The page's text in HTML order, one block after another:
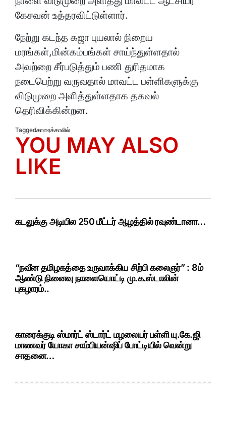
கேசவன் உத்தரவிட்டுள்ளார்.
நேற்று கடந்த கஜா புயலால் நிறைய
மரங்கள்,மின்கம்பங்கள் சாய்ந்துள்ளதால்
அவற்றை சீர்படுத்தும் பணி துரிதமாக
நடைபெற்று வருவதால் மாவட்ட பள்ளிகளுக்கு
விடுமுறை அளித்துள்ளதாக தகவல்
தெரிவிக்கின்றன.
Taggedகாரைக்காலில்
YOU MAY ALSO
LIKE
கடலுக்கு அடியில 250 மீட்டர் ஆழத்தில் ரவுண்டானா…
“நவீன தமிழகத்தை உருவாக்கிய சிற்பி கலைஞர்” : 8ம்
ஆண்டு நினைவு நாளையொட்டி மு.க.ஸ்டாலின்
புகழாரம்..
காரைக்குடி ஸ்மார்ட் ஸ்டார்ட் மழலையர் பள்ளி யு.கே.ஜி
மாணவர் யோகா சாம்பியன்ஷிப் போட்டியில் வென்று
சாதனை…